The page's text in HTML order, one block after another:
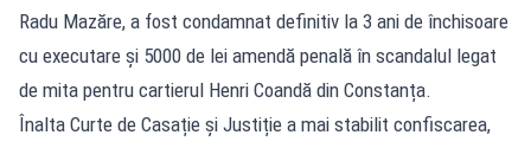
Radu Mazăre, a fost condamnat definitiv la 3 ani de închisoare
cu executare și 5000 de lei amendă penală în scandalul legat
de mita pentru cartierul Henri Coandă din Constanța.
Înalta Curte de Casație și Justiție a mai stabilit confiscarea,